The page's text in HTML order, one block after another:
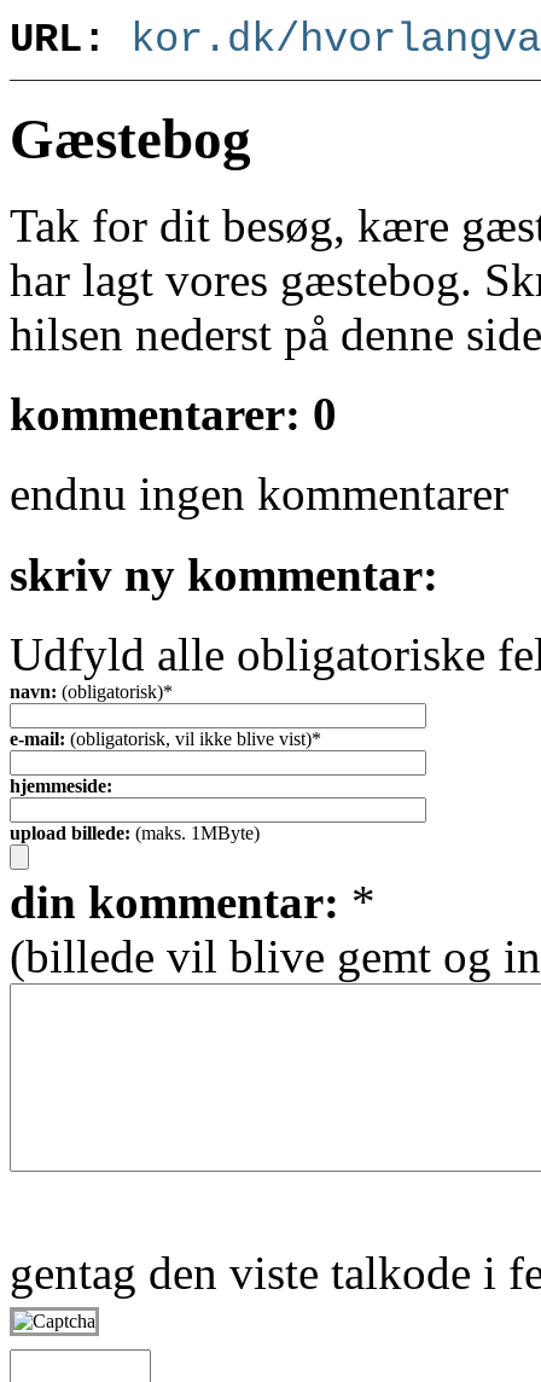
URL: kor.dk/
Gæstebog
Tak for dit besøg, kære
har lagt vores gæstebog.
hilsen nederst på denne
kommentarer: 0
endnu ingen kommentarer
skriv ny kommentar:
Udfyld alle obligatoriske
navn: (obligatorisk)*
e-mail: (obligatorisk, vil ikke blive vist)*
hjemmeside:
upload billede: (maks. 1MByte)
din kommentar: *
(billede vil blive gemt og
gentag den viste talkode i